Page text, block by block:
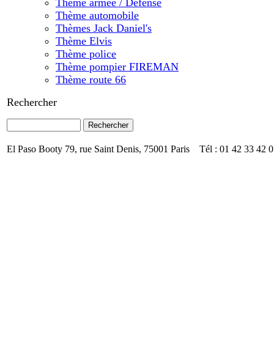
Thème armée / Défense
Thème automobile
Thèmes Jack Daniel's
Thème Elvis
Thème police
Thème pompier FIREMAN
Thème route 66
Rechercher
El Paso Booty 79, rue Saint Denis, 75001 Paris Tél : 01 42 33 42